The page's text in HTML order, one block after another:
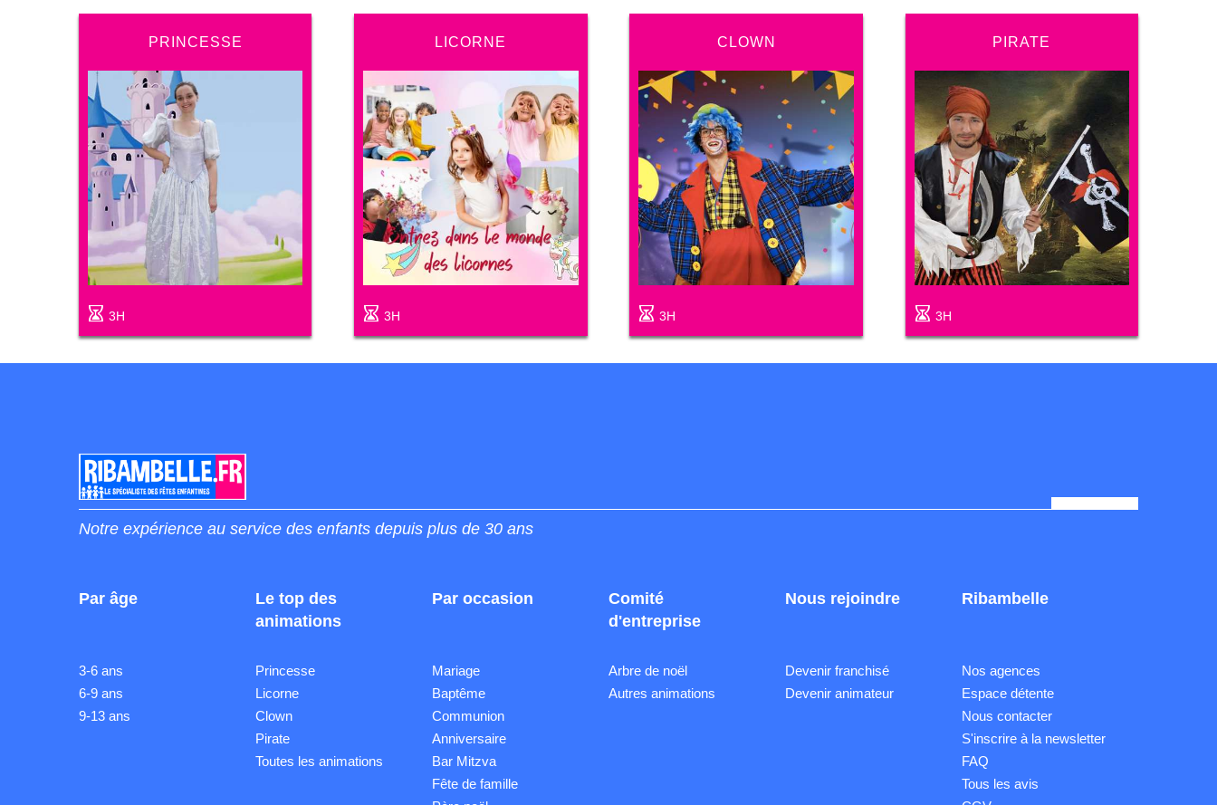
PRINCESSE
3H
LICORNE
3H
CLOWN
3H
PIRATE
3H
Notre expérience au service des enfants depuis plus de 30 ans
Par âge
3-6 ans
6-9 ans
9-13 ans
Le top des
animations
Princesse
Licorne
Clown
Pirate
Toutes les animations
Par occasion
Mariage
Baptême
Communion
Anniversaire
Bar Mitzva
Fête de famille
Comité
d'entreprise
Arbre de noël
Autres animations
Nous rejoindre
Devenir franchisé
Devenir animateur
Ribambelle
Nos agences
Espace détente
Nous contacter
S'inscrire à la newsletter
FAQ
Tous les avis